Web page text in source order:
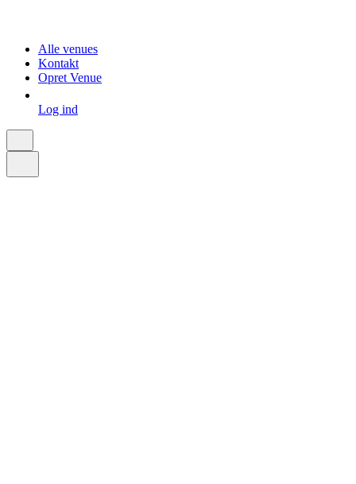
Alle venues
Kontakt
Opret Venue
Log ind